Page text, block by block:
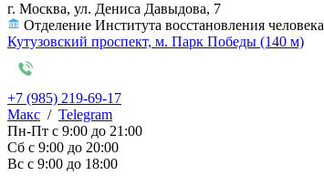
г. Москва, ул. Дениса Давыдова, 7
Отделение Института восстановления человека
Кутузовский проспект, м. Парк Победы (140 м)
+7 (985) 219-69-17
Макс / Telegram
Пн-Пт с 9:00 до 21:00
Сб с 9:00 до 20:00
Вс с 9:00 до 18:00